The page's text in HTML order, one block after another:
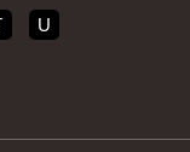
U